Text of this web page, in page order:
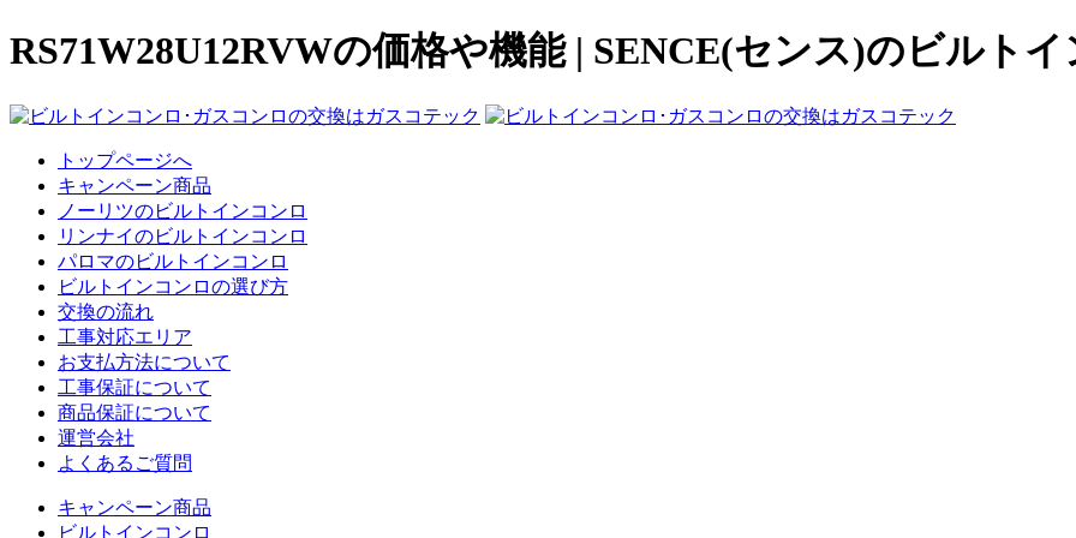
RS71W28U12RVWの価格や機能 | SENCE(センス)のビルト
トップページへ
キャンペーン商品
ノーリツのビルトインコンロ
リンナイのビルトインコンロ
パロマのビルトインコンロ
ビルトインコンロの選び方
交換の流れ
工事対応エリア
お支払方法について
工事保証について
商品保証について
運営会社
よくあるご質問
キャンペーン商品
ビルトインコンロ